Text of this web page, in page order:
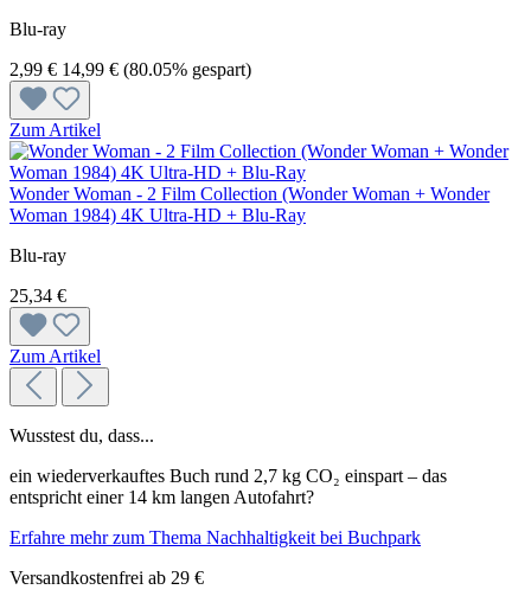
Blu-ray
2,99 € 14,99 € (80.05% gespart)
Zum Artikel
Wonder Woman - 2 Film Collection (Wonder Woman + Wonder
Woman 1984) 4K Ultra-HD + Blu-Ray
Blu-ray
25,34 €
Zum Artikel
Wusstest du, dass...
ein wiederverkauftes Buch rund 2,7 kg CO₂ einspart – das
entspricht einer 14 km langen Autofahrt?
Erfahre mehr zum Thema Nachhaltigkeit bei Buchpark
Versandkostenfrei ab 29 €